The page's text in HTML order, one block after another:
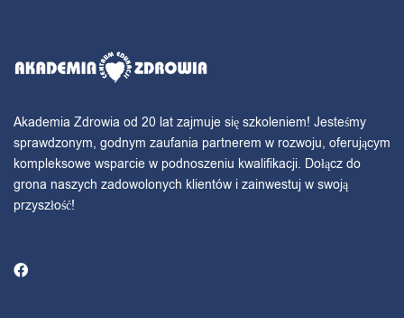
Akademia Zdrowia od 20 lat zajmuje się szkoleniem! Jesteśmy
sprawdzonym, godnym zaufania partnerem w rozwoju, oferującym
kompleksowe wsparcie w podnoszeniu kwalifikacji. Dołącz do
grona naszych zadowolonych klientów i zainwestuj w swoją
przyszłość!